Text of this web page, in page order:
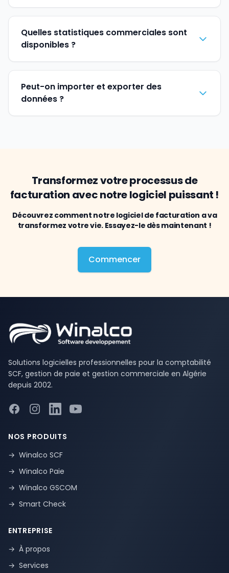
Quelles statistiques commerciales sont
disponibles ?
Peut-on importer et exporter des
données ?
Transformez votre processus de
facturation avec notre logiciel puissant !
Découvrez comment notre logiciel de facturation a va
transformez votre vie. Essayez-le dès maintenant !
Commencer
Solutions logicielles professionnelles pour la comptabilité
SCF, gestion de paie et gestion commerciale en Algérie
depuis 2002.
FacebookInstagramLinkedInYouTube
NOS PRODUITS
→ Winalco SCF
→ Winalco Paie
→ Winalco GSCOM
→ Smart Check
ENTREPRISE
→ À propos
→ Services